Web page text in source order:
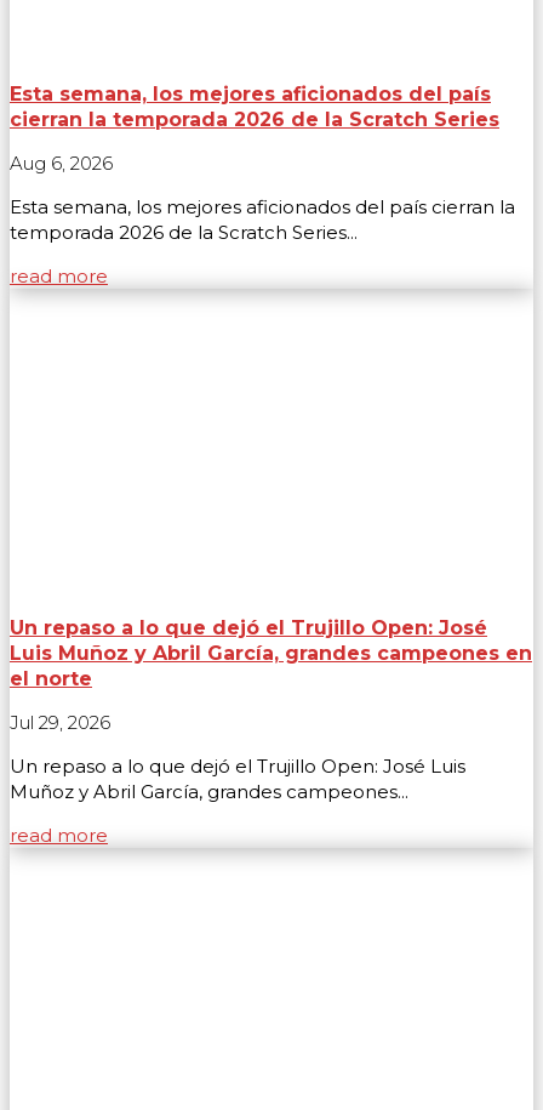
Esta semana, los mejores aficionados del país
cierran la temporada 2026 de la Scratch Series
Aug 6, 2026
Esta semana, los mejores aficionados del país cierran la
temporada 2026 de la Scratch Series...
read more
Un repaso a lo que dejó el Trujillo Open: José
Luis Muñoz y Abril García, grandes campeones en
el norte
Jul 29, 2026
Un repaso a lo que dejó el Trujillo Open: José Luis
Muñoz y Abril García, grandes campeones...
read more